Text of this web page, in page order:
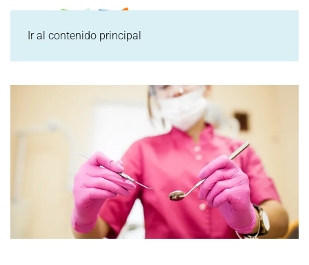
Ir al contenido principal